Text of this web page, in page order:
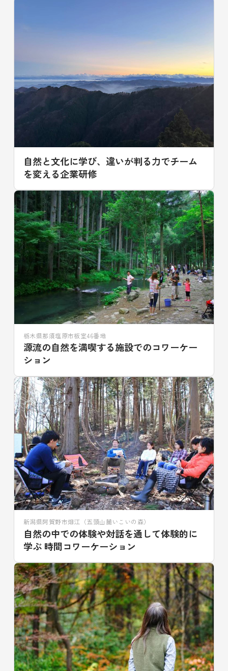
自然と文化に学び、違いが判る力でチーム
を変える企業研修
栃木県那須塩原市板室46番地
源流の自然を満喫する施設でのコワーケー
ション
新潟県阿賀野市畑江（五頭山麓いこいの森）
自然の中での体験や対話を通して体験的に
学ぶ 時間コワーケーション